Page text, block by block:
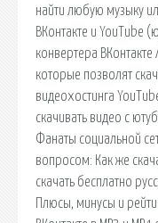
найти любую музыку
ВКонтакте и YouTube
конвертера
которые позволят
видеохостинга
скачивать видео с
Фанаты социальной
вопросом: Как же
скачать бесплатно
Плюсы, минусы и